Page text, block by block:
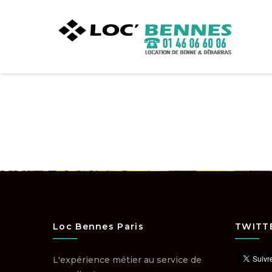
Loc Bennes Paris
L'expérience métier au service de